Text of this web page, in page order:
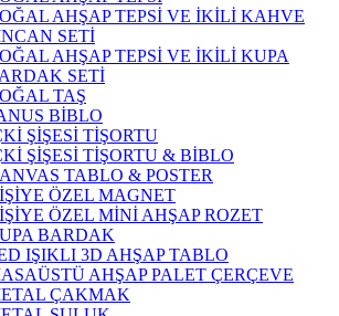
AHŞAP TEPSİ VE İKİLİ KAHVE
SETİ
AHŞAP TEPSİ VE İKİLİ KUPA
SETİ
TAŞ
BİBLO
ŞİŞESİ TİŞORTU
ŞİŞESİ TİŞORTU & BİBLO
TABLO & POSTER
ÖZEL MAGNET
ÖZEL MİNİ AHŞAP ROZET
BARDAK
IŞIKLI 3D AHŞAP TABLO
AHŞAP PALET ÇERÇEVE
ÇAKMAK